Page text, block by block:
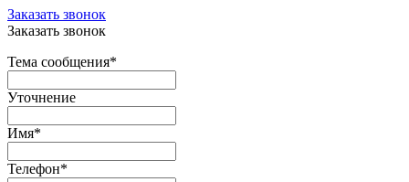
Заказать звонок
Заказать звонок
Тема сообщения*
Уточнение
Имя*
Телефон*